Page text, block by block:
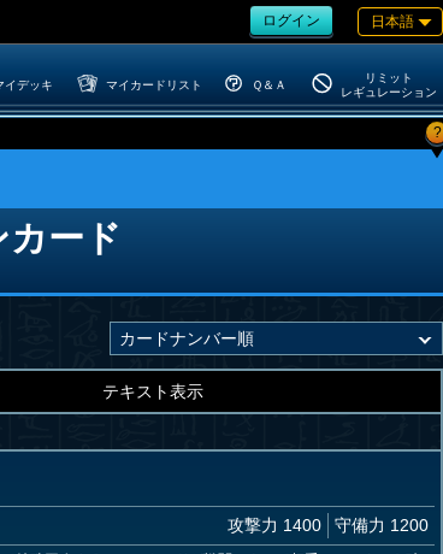
ログイン 日本語
イデッキ マイカードリスト Ｑ＆Ａ
リミット
レギュレーション
?
ード
テキスト表示
攻撃力 1400 守備力 1200